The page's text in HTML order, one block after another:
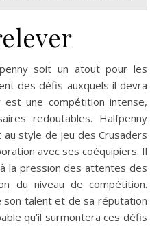
soit un atout pour les
des défis auxquels il devra
est une compétition intense,
redoutables. Halfpenny
style de jeu des Crusaders
avec ses coéquipiers. Il
la pression des attentes des
du niveau de compétition.
son talent et de sa réputation
qu’il surmontera ces défis